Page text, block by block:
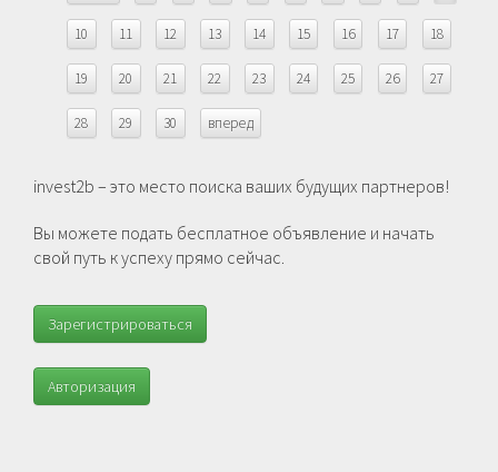
10 11 12 13 14 15 16 17 18
19 20 21 22 23 24 25 26 27
28 29 30 вперед
invest2b – это место поиска ваших будущих партнеров!
Вы можете подать бесплатное объявление и начать
свой путь к успеху прямо сейчас.
Зарегистрироваться
Авторизация